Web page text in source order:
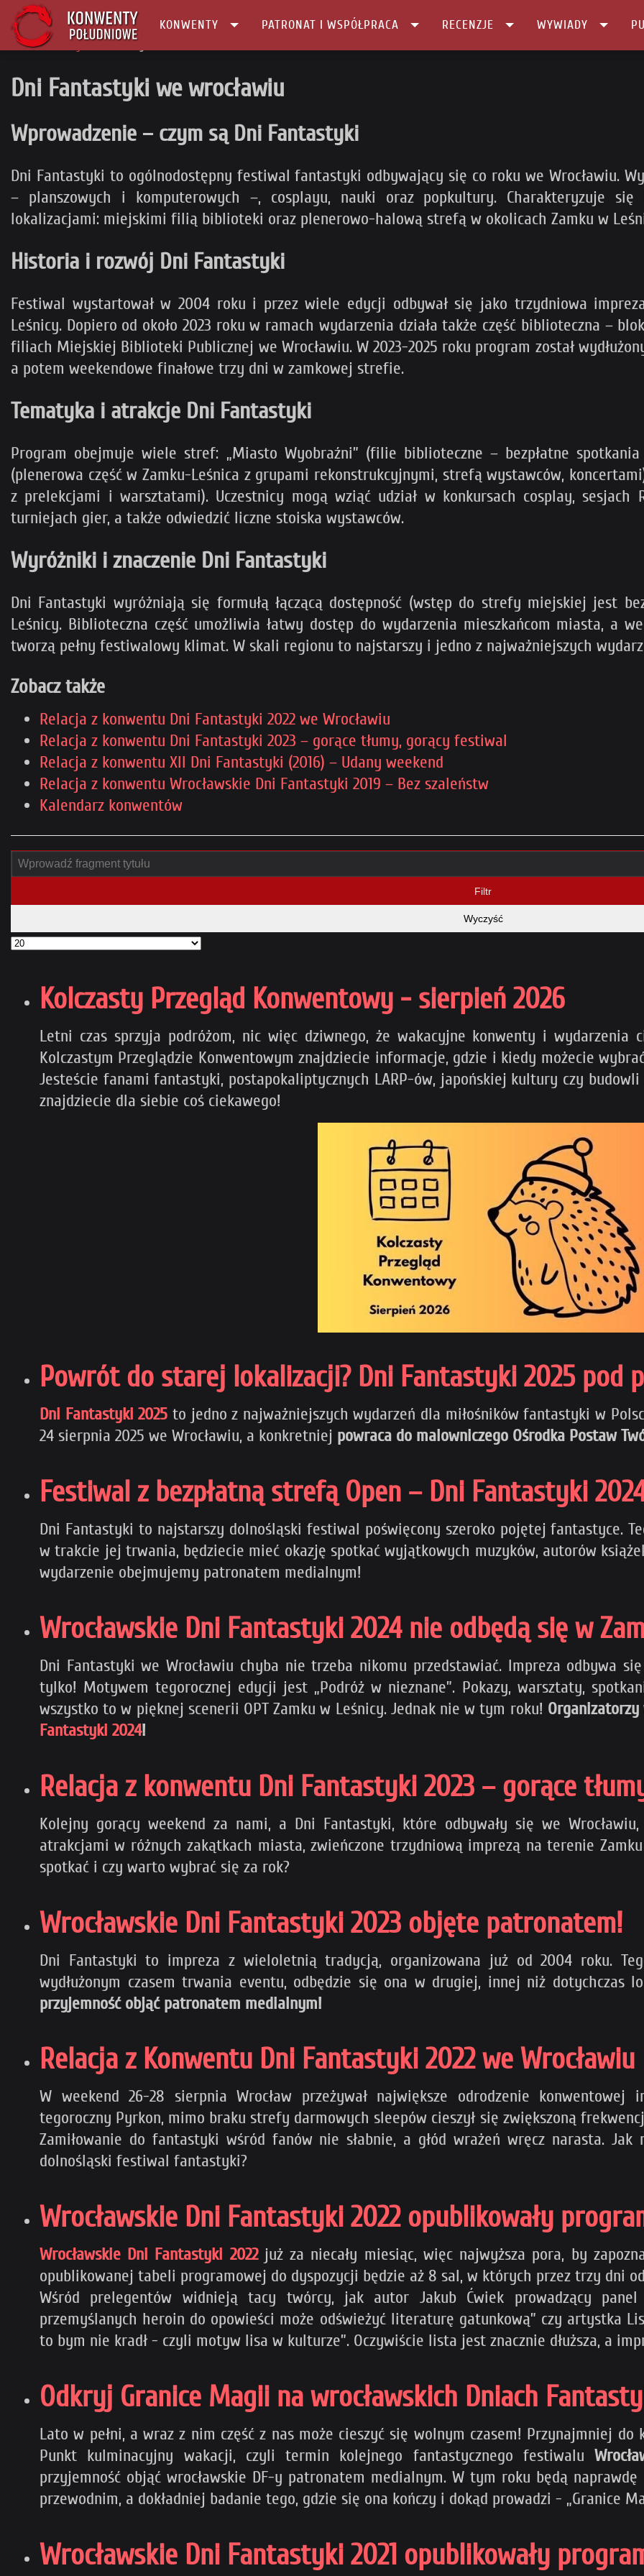
KONWENTY PATRONAT I WSPÓŁPRACA RECENZJE WYWIADY
Główna
Dni Fantastyki we wrocławiu
Wprowadzenie – czym są Dni Fantastyki
Dni Fantastyki to ogólnodostępny festiwal fantastyki odbywający się co roku we Wrocławiu.
– planszowych i komputerowych –, cosplayu, nauki oraz popkultury. Charakteryzuje się
lokalizacjami: miejskimi filią biblioteki oraz plenerowo-halową strefą w okolicach Zamku w
Historia i rozwój Dni Fantastyki
Festiwal wystartował w 2004 roku i przez wiele edycji odbywał się jako trzydniowa
Leśnicy. Dopiero od około 2023 roku w ramach wydarzenia działa także część biblioteczna –
filiach Miejskiej Biblioteki Publicznej we Wrocławiu. W 2023-2025 roku program został
a potem weekendowe finałowe trzy dni w zamkowej strefie.
Tematyka i atrakcje Dni Fantastyki
Program obejmuje wiele stref: „Miasto Wyobraźni” (filie biblioteczne – bezpłatne
(plenerowa część w Zamku-Leśnica z grupami rekonstrukcyjnymi, strefą wystawców,
z prelekcjami i warsztatami). Uczestnicy mogą wziąć udział w konkursach cosplay, sesjach
turniejach gier, a także odwiedzić liczne stoiska wystawców.
Wyróżniki i znaczenie Dni Fantastyki
Dni Fantastyki wyróżniają się formułą łączącą dostępność (wstęp do strefy miejskiej jest
Leśnicy. Biblioteczna część umożliwia łatwy dostęp do wydarzenia mieszkańcom miasta, a
tworzą pełny festiwalowy klimat. W skali regionu to najstarszy i jedno z najważniejszych
Zobacz także
Relacja z konwentu Dni Fantastyki 2022 we Wrocławiu
Relacja z konwentu Dni Fantastyki 2023 – gorące tłumy, gorący festiwal
Relacja z konwentu XII Dni Fantastyki (2016) – Udany weekend
Relacja z konwentu Wrocławskie Dni Fantastyki 2019 – Bez szaleństw
Kalendarz konwentów
Filtr
Wyczyść
Kolczasty Przegląd Konwentowy - sierpień 2026
Letni czas sprzyja podróżom, nic więc dziwnego, że wakacyjne konwenty i wydarzenia
Kolczastym Przeglądzie Konwentowym znajdziecie informacje, gdzie i kiedy możecie
Jesteście fanami fantastyki, postapokaliptycznych LARP-ów, japońskiej kultury czy
znajdziecie dla siebie coś ciekawego!
Powrót do starej lokalizacji? Dni Fantastyki 2025 pod
Dni Fantastyki 2025 to jedno z najważniejszych wydarzeń dla miłośników fantastyki w
24 sierpnia 2025 we Wrocławiu, a konkretniej powraca do malowniczego Ośrodka Postaw
Festiwal z bezpłatną strefą Open – Dni Fantastyki
Dni Fantastyki to najstarszy dolnośląski festiwal poświęcony szeroko pojętej fantastyce.
w trakcie jej trwania, będziecie mieć okazję spotkać wyjątkowych muzyków, autorów
wydarzenie obejmujemy patronatem medialnym!
Wrocławskie Dni Fantastyki 2024 nie odbędą się w
Dni Fantastyki we Wrocławiu chyba nie trzeba nikomu przedstawiać. Impreza odbywa
tylko! Motywem tegorocznej edycji jest „Podróż w nieznane”. Pokazy, warsztaty,
wszystko to w pięknej scenerii OPT Zamku w Leśnicy. Jednak nie w tym roku!
Fantastyki 2024!
Relacja z konwentu Dni Fantastyki 2023 – gorące
Kolejny gorący weekend za nami, a Dni Fantastyki, które odbywały się we
atrakcjami w różnych zakątkach miasta, zwieńczone trzydniową imprezą na terenie
spotkać i czy warto wybrać się za rok?
Wrocławskie Dni Fantastyki 2023 objęte patronatem!
Dni Fantastyki to impreza z wieloletnią tradycją, organizowana już od 2004 roku.
wydłużonym czasem trwania eventu, odbędzie się ona w drugiej, innej niż dotychczas
przyjemność objąć patronatem medialnym!
Relacja z Konwentu Dni Fantastyki 2022 we Wrocławiu
W weekend 26-28 sierpnia Wrocław przeżywał największe odrodzenie
tegoroczny Pyrkon, mimo braku strefy darmowych sleepów cieszył się zwiększoną
Zamiłowanie do fantastyki wśród fanów nie słabnie, a głód wrażeń wręcz narasta.
dolnośląski festiwal fantastyki?
Wrocławskie Dni Fantastyki 2022 opublikowały
Wrocławskie Dni Fantastyki 2022już za niecały miesiąc, więc najwyższa pora, by
opublikowanej tabeli programowej do dyspozycji będzie aż 8 sal, w których przez trzy dni
Wśród prelegentów widnieją tacy twórcy, jak autor Jakub Ćwiek prowadzący panel
przemyślanych heroin do opowieści może odświeżyć literaturę gatunkową” czy artystka
to bym nie kradł - czyli motyw lisa w kulturze”. Oczywiście lista jest znacznie dłuższa, a
Odkryj Granice Magii na wrocławskich Dniach
Lato w pełni, a wraz z nim część z nas może cieszyć się wolnym czasem! Przynajmniej do
Punkt kulminacyjny wakacji, czyli termin kolejnego fantastycznego festiwalu
przyjemność objąć wrocławskie DF-y patronatem medialnym. W tym roku będą
przewodnim, a dokładniej badanie tego, gdzie się ona kończy i dokąd prowadzi - „Granice
Wrocławskie Dni Fantastyki 2021 opublikowały